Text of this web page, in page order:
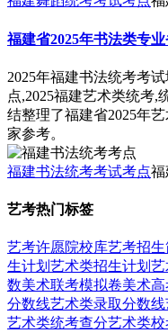
福建省2025年书法类专
2025年福建书法统考考
点,2025福建艺术类统考,
结整理了福建省2025年
家参考。
福建书法统考考试考点福
艺考热门标签
艺考许愿院校库艺考招
生计划 艺术类招生计划 艺
数美术联考模拟卷美术
分数线艺术类录取分数线
艺术类统考查分艺术类